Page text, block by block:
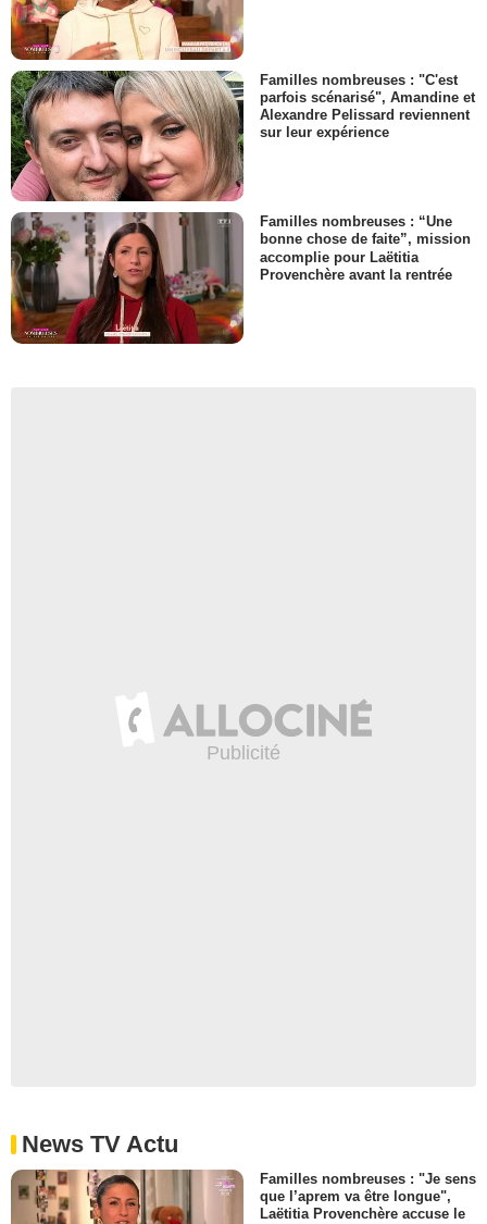
Familles nombreuses : "C'est
parfois scénarisé", Amandine et
Alexandre Pelissard reviennent
sur leur expérience
Familles nombreuses : “Une
bonne chose de faite”, mission
accomplie pour Laëtitia
Provenchère avant la rentrée
News TV Actu
Familles nombreuses : "Je sens
que l’aprem va être longue",
Laëtitia Provenchère accuse le